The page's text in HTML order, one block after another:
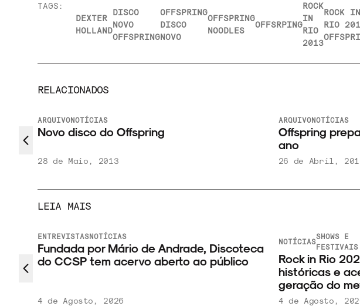
TAGS:
DEXTER
HOLLAND
DISCO
NOVO
OFFSPRING
OFFSPRING
DISCO
NOVO
OFFSPRING
NOODLES
OFFSRPING
ROCK
IN
RIO
2013
ROCK IN
RIO
RELACIONADOS
ARQUIVONOTÍCIAS
Novo disco do Offspring
28 de Maio, 2013
ARQUIVONOTÍCIAS
Offspring
ano
26 de Abril,
LEIA MAIS
ENTREVISTASNOTÍCIAS
Fundada por Mário de Andrade, Discoteca
do CCSP tem acervo aberto ao público
4 de Agosto, 2026
NOTÍCIAS
SHOWS E
FESTIVAIS
Rock in Rio
históricas e
geração do
4 de Agosto,